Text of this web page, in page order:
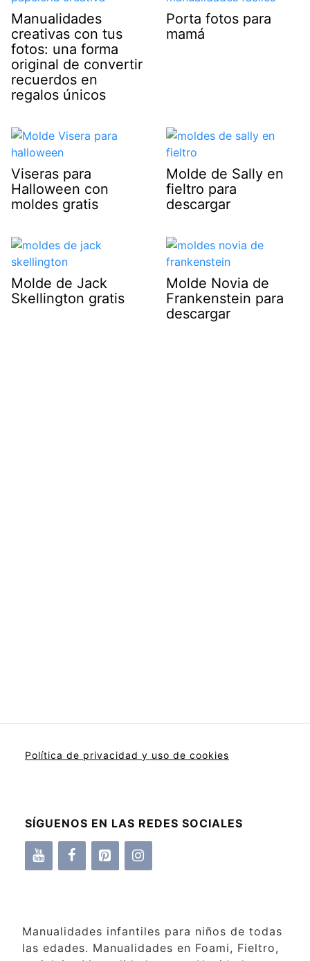
Manualidades
creativas con tus
fotos: una forma
original de convertir
recuerdos en
regalos únicos
Porta fotos para
mamá
Viseras para
Halloween con
moldes gratis
Molde de Sally en
fieltro para
descargar
Molde de Jack
Skellington gratis
Molde Novia de
Frankenstein para
descargar
Política de privacidad y uso de cookies
SÍGUENOS EN LAS REDES SOCIALES
Manualidades infantiles para niños de todas
las edades. Manualidades en Foami, Fieltro,